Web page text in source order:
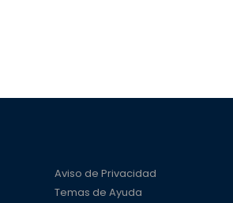
Aviso de Privacidad
Temas de Ayuda